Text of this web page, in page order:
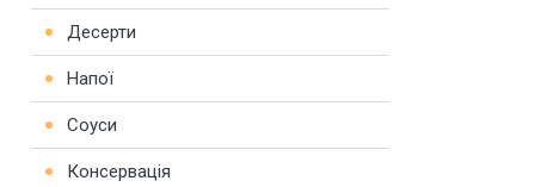
Десерти
Напої
Соуси
Консервація